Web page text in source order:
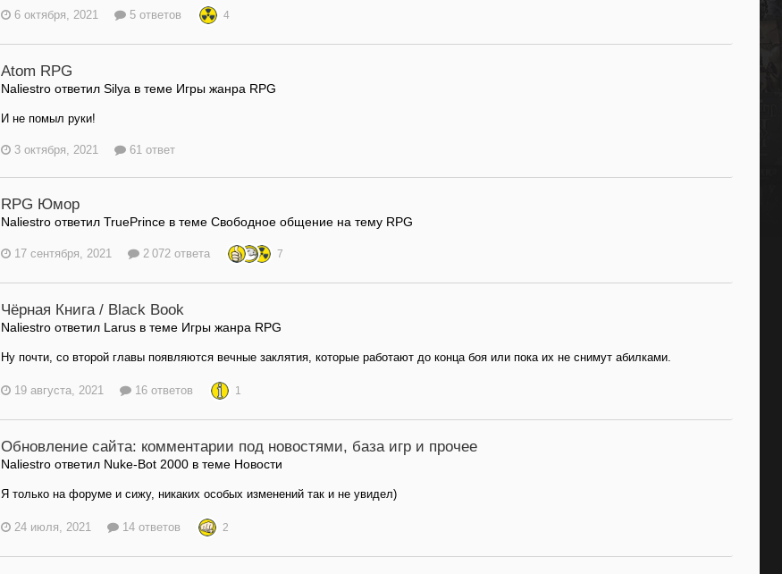
6 октября, 2021 5 ответов 4
Atom RPG
Naliestro ответил Silya в теме Игры жанра RPG
И не помыл руки!
3 октября, 2021 61 ответ
RPG Юмор
Naliestro ответил TruePrince в теме Свободное общение на тему RPG
17 сентября, 2021 2 072 ответа 7
Чёрная Книга / Black Book
Naliestro ответил Larus в теме Игры жанра RPG
Ну почти, со второй главы появляются вечные заклятия, которые работают до конца боя или пока их не снимут абилками.
19 августа, 2021 16 ответов 1
Обновление сайта: комментарии под новостями, база игр и прочее
Naliestro ответил Nuke-Bot 2000 в теме Новости
Я только на форуме и сижу, никаких особых изменений так и не увидел)
24 июля, 2021 14 ответов 2